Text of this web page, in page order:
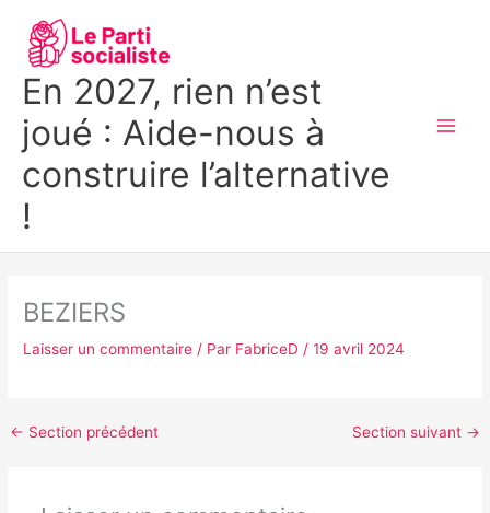
contenu
En 2027, rien n’est
joué : Aide-nous à
construire l’alternative
!
BEZIERS
Laisser un commentaire / Par FabriceD/19 avril 2024
← Section précédent Section suivant →